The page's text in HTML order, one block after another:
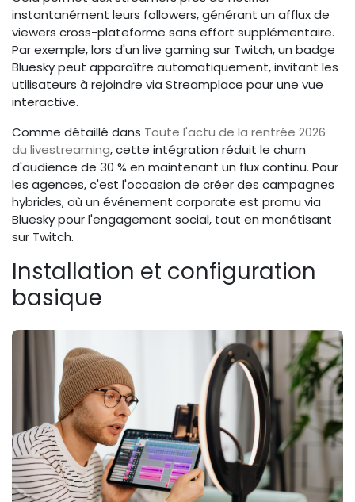
instantanément leurs followers, générant un afflux de
viewers cross-plateforme sans effort supplémentaire.
Par exemple, lors d'un live gaming sur Twitch, un badge
Bluesky peut apparaître automatiquement, invitant les
utilisateurs à rejoindre via Streamplace pour une vue
interactive.
Comme détaillé dans Toute l'actu de la rentrée 2026
du livestreaming, cette intégration réduit le churn
d'audience de 30 % en maintenant un flux continu. Pour
les agences, c'est l'occasion de créer des campagnes
hybrides, où un événement corporate est promu via
Bluesky pour l'engagement social, tout en monétisant
sur Twitch.
Installation et configuration
basique